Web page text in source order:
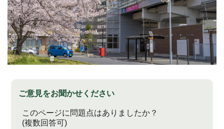
ご意見をお聞かせください
このページに問題点はありましたか？
(複数回答可)